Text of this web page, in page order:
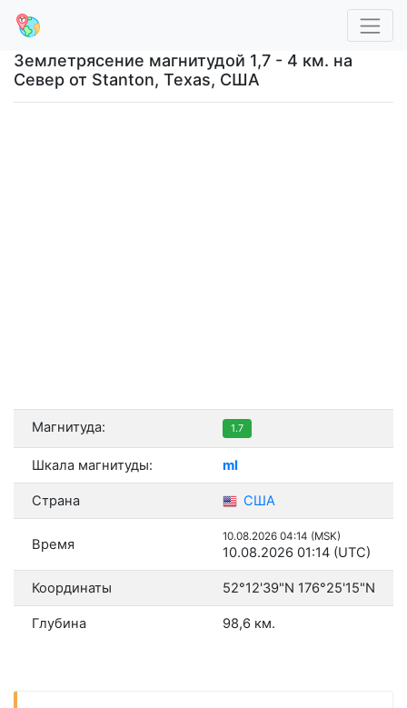
Землетрясение магнитудой 1,7 - 4 км. на
Север от Stanton, Texas, США
Магнитуда: 1.7
Шкала магнитуды: ml
Страна США
Время 10.08.2026 04:14 (MSK)
10.08.2026 01:14 (UTC)
Координаты 52°12'39"N 176°25'15"N
Глубина 98,6 км.